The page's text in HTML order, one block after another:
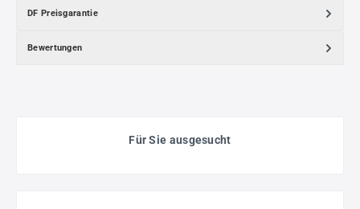
DF Preisgarantie
Bewertungen
Für Sie ausgesucht